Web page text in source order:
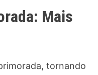
Mais
tornando